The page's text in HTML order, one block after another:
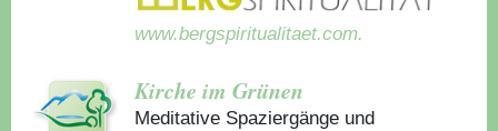
www.bergspiritualitaet.com.
Kirche im Grünen
Meditative Spaziergänge und